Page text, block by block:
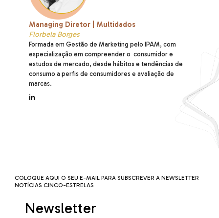
Managing Diretor | Multidados
Florbela Borges
Formada em Gestão de Marketing pelo IPAM, com
especialização em compreender o consumidor e
estudos de mercado, desde hábitos e tendências de
consumo a perfis de consumidores e avaliação de
marcas.
in
COLOQUE AQUI O SEU E-MAIL PARA SUBSCREVER A NEWSLETTER
NOTÍCIAS CINCO-ESTRELAS
Newsletter